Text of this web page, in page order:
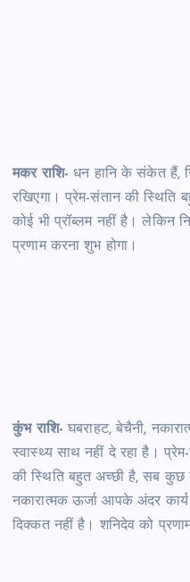
मकर राशि- धन हानि के संकेत हैं,
रखिएगा। प्रेम-संतान की स्थिति
कोई भी प्रॉब्लम नहीं है। लेकिन
प्रणाम करना शुभ होगा।
कुंभ राशि- घबराहट, बेचैनी,
स्वास्थ्य साथ नहीं दे रहा है।
की स्थिति बहुत अच्छी है, सब कुछ
नकारात्मक ऊर्जा आपके अंदर
दिक्कत नहीं है। शनिदेव को